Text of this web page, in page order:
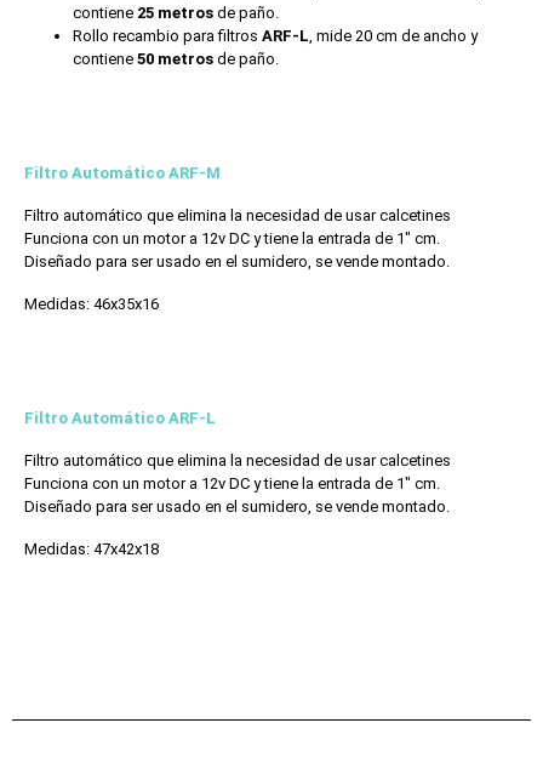
contiene 25 metros de paño.
Rollo recambio para filtros ARF-L , mide 20 cm de ancho y
contiene 50 metros de paño.
Filtro Automático ARF-M
Filtro automático que elimina la necesidad de usar calcetines
Funciona con un motor a 12v DC y tiene la entrada de 1″ cm.
Diseñado para ser usado en el sumidero, se vende montado.
Medidas: 46x35x16
Filtro Automático ARF-L
Filtro automático que elimina la necesidad de usar calcetines
Funciona con un motor a 12v DC y tiene la entrada de 1″ cm.
Diseñado para ser usado en el sumidero, se vende montado.
Medidas: 47x42x18